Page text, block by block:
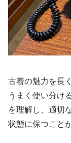
古着の魅力を長
うまく使い分け
を理解し、適切
状態に保つこと